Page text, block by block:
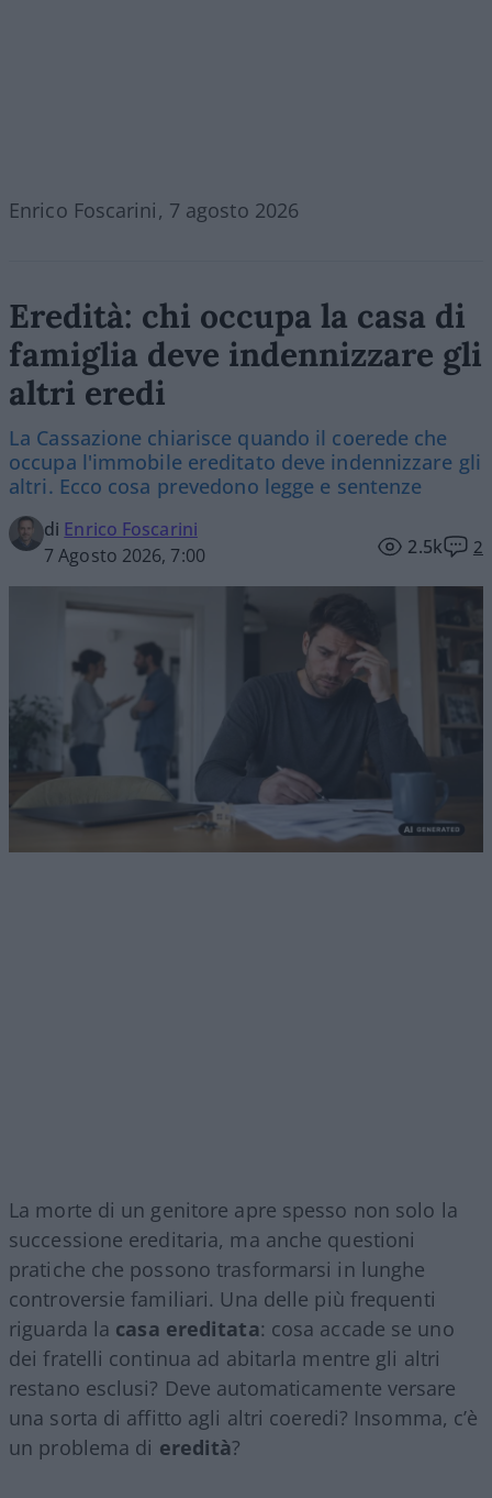
Enrico Foscarini, 7 agosto 2026
Eredità: chi occupa la casa di
famiglia deve indennizzare gli
altri eredi
La Cassazione chiarisce quando il coerede che
occupa l'immobile ereditato deve indennizzare gli
altri. Ecco cosa prevedono legge e sentenze
di Enrico Foscarini
7 Agosto 2026, 7:00
2.5k 2
La morte di un genitore apre spesso non solo la
successione ereditaria, ma anche questioni
pratiche che possono trasformarsi in lunghe
controversie familiari. Una delle più frequenti
riguarda la casa ereditata: cosa accade se uno
dei fratelli continua ad abitarla mentre gli altri
restano esclusi? Deve automaticamente versare
una sorta di affitto agli altri coeredi? Insomma, c’è
un problema di eredità?